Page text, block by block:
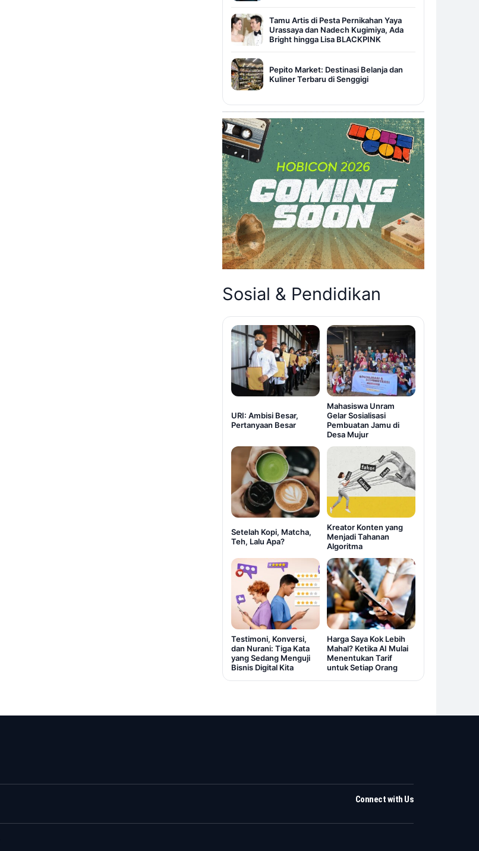
Tamu Artis di Pesta Pernikahan Yaya
Urassaya dan Nadech Kugimiya, Ada
Bright hingga Lisa BLACKPINK
Pepito Market: Destinasi Belanja dan
Kuliner Terbaru di Senggigi
Sosial & Pendidikan
URI: Ambisi Besar,
Pertanyaan Besar
Mahasiswa Unram
Gelar Sosialisasi
Pembuatan Jamu di
Desa Mujur
Setelah Kopi, Matcha,
Teh, Lalu Apa?
Kreator Konten yang
Menjadi Tahanan
Algoritma
Testimoni, Konversi,
dan Nurani: Tiga Kata
yang Sedang Menguji
Bisnis Digital Kita
Harga Saya Kok Lebih
Mahal? Ketika AI Mulai
Menentukan Tarif
untuk Setiap Orang
Connect with Us